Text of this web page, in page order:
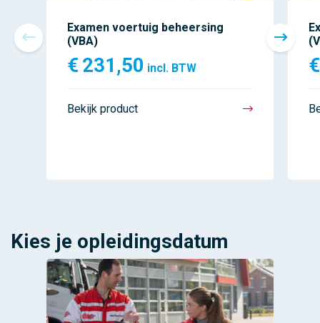
Examen voertuig beheersing
(VBA)
€ 231,50 incl. BTW
Bekijk product
€
Kies je opleidingsdatum